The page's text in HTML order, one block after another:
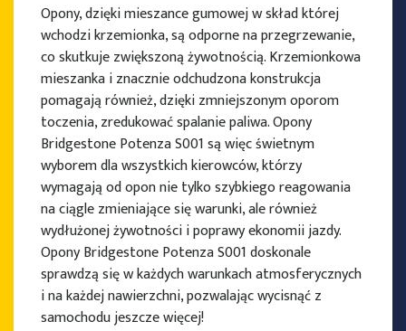
Opony, dzięki mieszance gumowej w skład której
wchodzi krzemionka, są odporne na przegrzewanie,
co skutkuje zwiększoną żywotnością. Krzemionkowa
mieszanka i znacznie odchudzona konstrukcja
pomagają również, dzięki zmniejszonym oporom
toczenia, zredukować spalanie paliwa. Opony
Bridgestone Potenza S001 są więc świetnym
wyborem dla wszystkich kierowców, którzy
wymagają od opon nie tylko szybkiego reagowania
na ciągle zmieniające się warunki, ale również
wydłużonej żywotności i poprawy ekonomii jazdy.
Opony Bridgestone Potenza S001 doskonale
sprawdzą się w każdych warunkach atmosferycznych
i na każdej nawierzchni, pozwalając wycisnąć z
samochodu jeszcze więcej!